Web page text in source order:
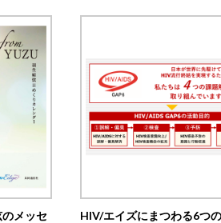
のメッセ
HIV/エイズにまつわる6つ